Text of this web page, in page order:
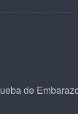
de